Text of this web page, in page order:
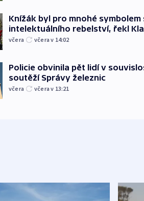
Knížák byl pro mnohé
intelektuálního rebelství, řekl
včera včera v 14:02
Policie obvinila pět lidí v
soutěží Správy železnic
včera včera v 13:21